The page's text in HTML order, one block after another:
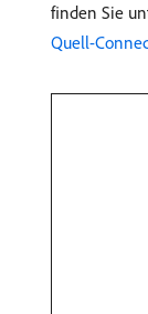
finden Sie
Quell-